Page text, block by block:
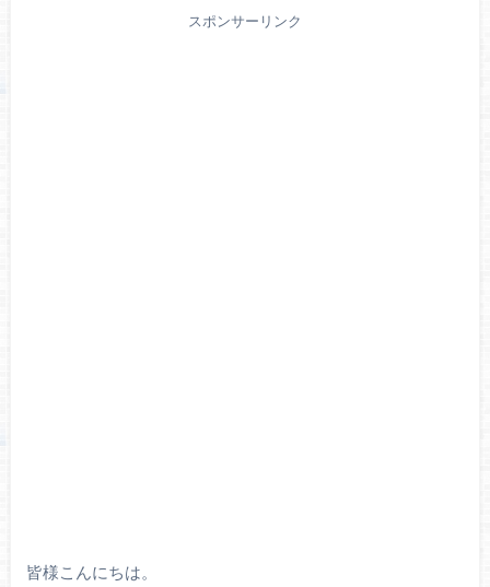
スポンサーリンク
皆様こんにちは。